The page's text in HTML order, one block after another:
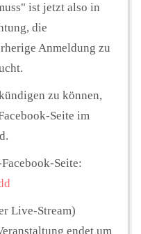
ist jetzt also in
die
Anmeldung zu
zu können,
Seite im
Seite:
Live-Stream)
endet um